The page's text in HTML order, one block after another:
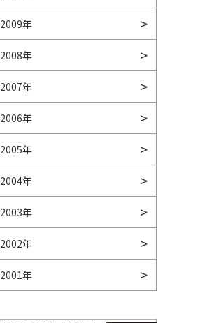
2009年
2008年
2007年
2006年
2005年
2004年
2003年
2002年
2001年